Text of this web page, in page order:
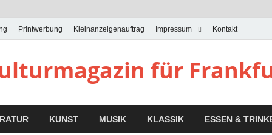
Printwerbung Kleinanzeigenauftrag Impressum Kontakt
für
KUNST MUSIK KLASSIK ESSEN &